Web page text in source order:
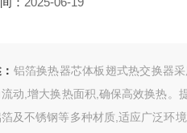
铝箔换热器芯体板翅式热交换器
动,增大换热面积,确保高效换热。
及不锈钢等多种材质,适应广泛环